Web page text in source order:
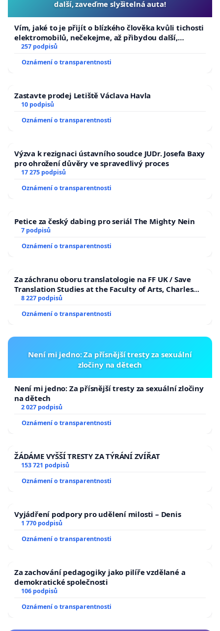
další, zaveďme slyšitelná auta!
Vím, jaké to je přijít o blízkého člověka kvůli tichosti
elektromobilů, nečekejme, až přibydou další,
zaveďme slyšitelná auta!
257 podpisů
Oznámení o transparentnosti
Zastavte prodej Letiště Václava Havla
10 podpisů
Oznámení o transparentnosti
Výzva k rezignaci ústavního soudce JUDr. Josefa Baxy
pro ohrožení důvěry ve spravedlivý proces
17 275 podpisů
Oznámení o transparentnosti
Petice za český dabing pro seriál The Mighty Nein
7 podpisů
Oznámení o transparentnosti
Za záchranu oboru translatologie na FF UK / Save
Translation Studies at the Faculty of Arts, Charles
University
8 227 podpisů
Oznámení o transparentnosti
Není mi jedno: Za přísnější tresty za sexuální
zločiny na dětech
Není mi jedno: Za přísnější tresty za sexuální zločiny
na dětech
2 027 podpisů
Oznámení o transparentnosti
ŽÁDÁME VYŠŠÍ TRESTY ZA TÝRÁNÍ ZVÍŘAT
153 721 podpisů
Oznámení o transparentnosti
Vyjádření podpory pro udělení milosti – Denis
1 770 podpisů
Oznámení o transparentnosti
Za zachování pedagogiky jako pilíře vzdělané a
demokratické společnosti
106 podpisů
Oznámení o transparentnosti